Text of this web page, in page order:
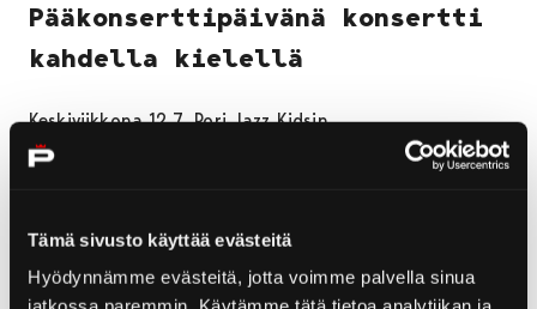
Tämä sivusto käyttää evästeitä
Hyödynnämme evästeitä, jotta voimme palvella sinua
Pääkonserttipäivänä konsertti
kahdella kielellä
Keskiviikkona 12.7. Pori Jazz Kidsin
pääkonserttipäivänä Kirjurinluodon Lokkilavalla
Lokkilavalla lapsia viihdyttävät
Mau, Robin Hunb, Professori Bluffo & Sirkustrio
feat. Kielo Kärkkäinen, Siina & Taikaradiosekä